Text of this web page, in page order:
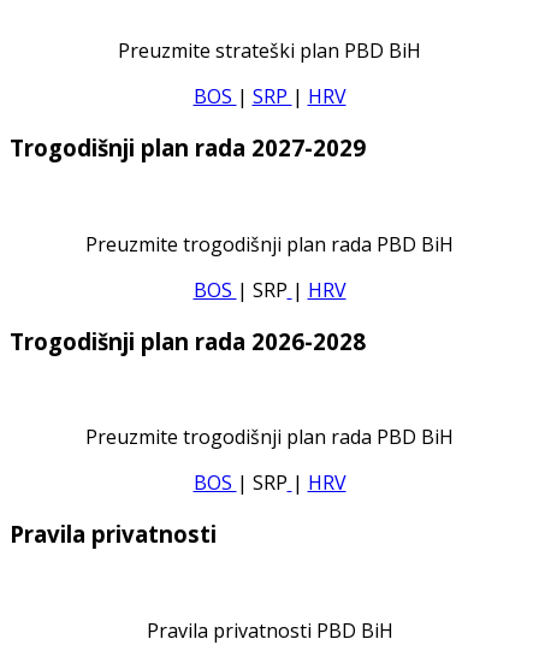
Preuzmite strateški plan PBD BiH
BOS | SRP | HRV
Trogodišnji plan rada 2027-2029
Preuzmite trogodišnji plan rada PBD BiH
BOS | SRP | HRV
Trogodišnji plan rada 2026-2028
Preuzmite trogodišnji plan rada PBD BiH
BOS | SRP | HRV
Pravila privatnosti
Pravila privatnosti PBD BiH